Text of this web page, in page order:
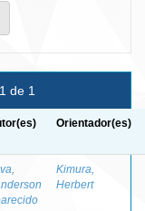
de 1
Orientador(es)
Kimura,
Herbert